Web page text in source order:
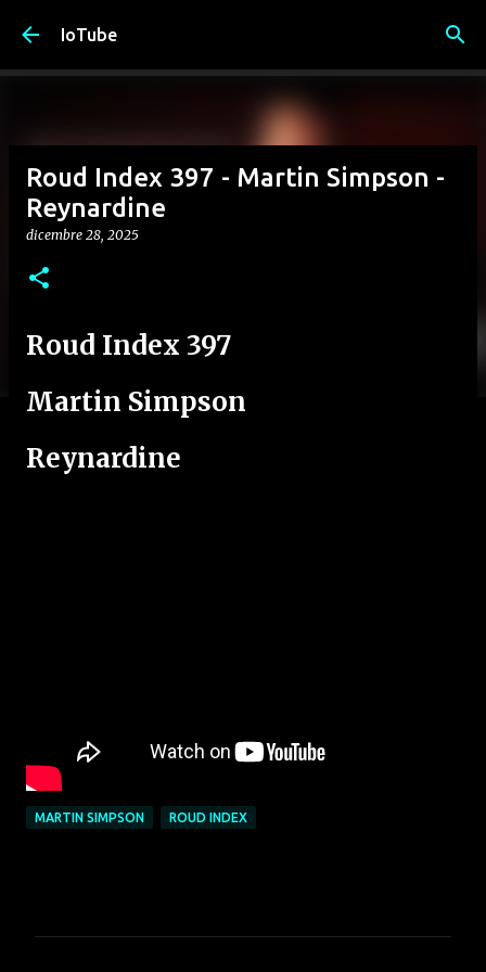
IoTube
Roud Index 397 - Martin Simpson -
Reynardine
dicembre 28, 2025
Roud Index 397
Martin Simpson
Reynardine
MARTIN SIMPSON ROUD INDEX